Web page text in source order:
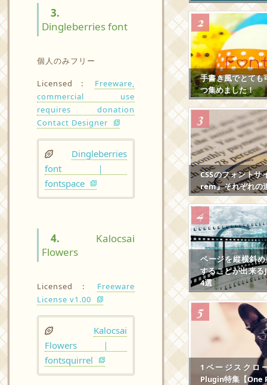
3.
Dingleberries font
個人のみフリー
Licensed :
Freeware,
commercial use
requires donation
Contact Designer
Dingleberries
font ｜
fontspace
4.
Kalocsai
Flowers
Licensed :
Freeware
License v1.00
Kalocsai
Flowers ｜
fontsquirrel
手書き風でとても
つ集めました！
CSSのフォント
rem』それぞれの
ページを縦横斜
することが出来
4選
1ページスクロ
Plugin特集【One